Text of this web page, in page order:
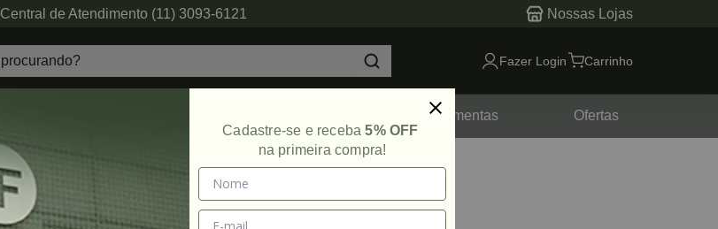
Central de Atendimento (11) 3093-6121 Nossas Lojas
Fazer Login Carrinho
Ferramentas Ofertas
Cadastre-se e receba5% OFF
na primeira compra!